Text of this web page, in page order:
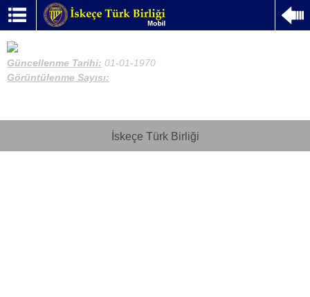
Güncellenme Tarihi: 01-01-1970
Görüntülenme Sayısı:
İskeçe Türk Birliği